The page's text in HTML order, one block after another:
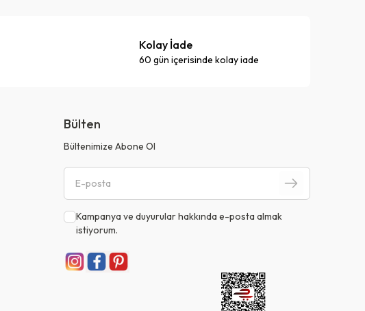
Kolay İade
60 gün içerisinde kolay iade
Bülten
Bültenimize Abone Ol
Kampanya ve duyurular hakkında e-posta almak
istiyorum.